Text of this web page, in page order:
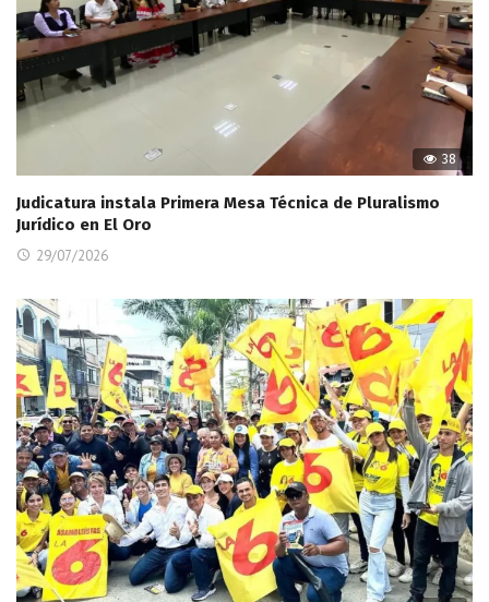
38
Judicatura instala Primera Mesa Técnica de Pluralismo
Jurídico en El Oro
29/07/2026